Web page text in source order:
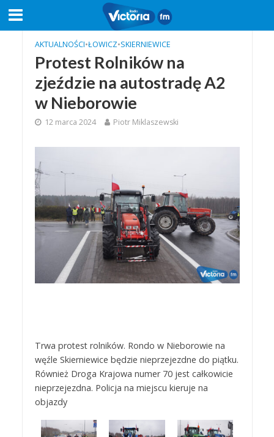
AKTUALNOŚCI•ŁOWICZ•SKIERNIEWICE
Protest Rolników na
zjeździe na autostradę A2
w Nieborowie
12 marca 2024 Piotr Miklaszewski
Trwa protest rolników. Rondo w Nieborowie na
węźle Skierniewice będzie nieprzejezdne do piątku.
Również Droga Krajowa numer 70 jest całkowicie
nieprzejezdna. Policja na miejscu kieruje na
objazdy